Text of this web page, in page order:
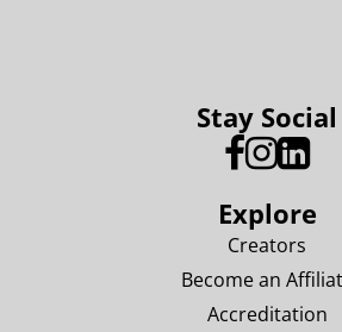
Stay Social
Explore
Creators
Become an
Accreditation